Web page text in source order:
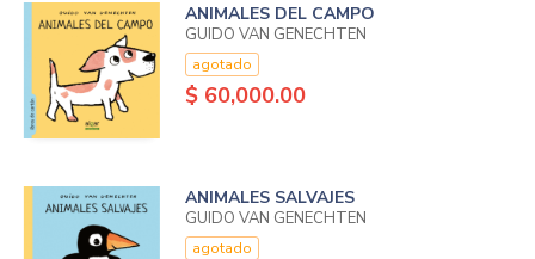
ANIMALES DEL CAMPO
GUIDO VAN GENECHTEN
agotado
$ 60,000.00
ANIMALES SALVAJES
GUIDO VAN GENECHTEN
agotado